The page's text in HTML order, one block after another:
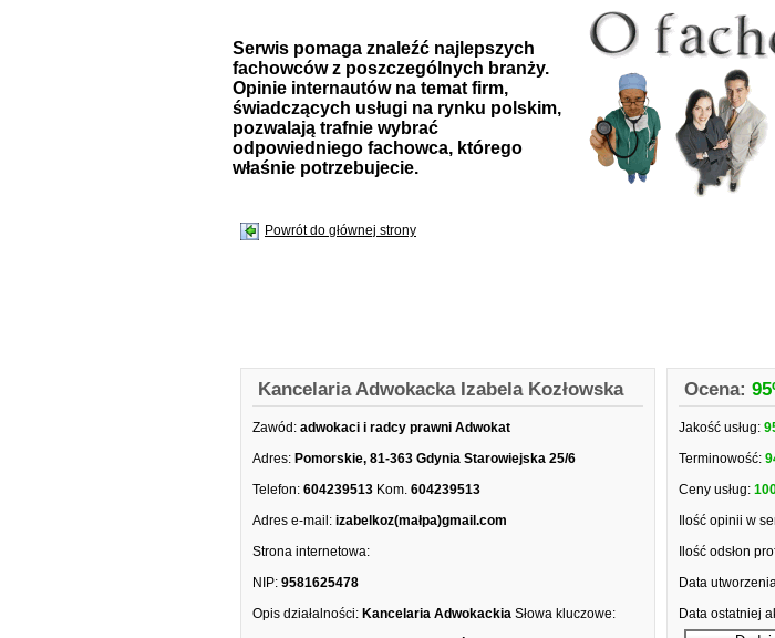
Serwis pomaga znaleźć najlepszych
fachowców z poszczególnych branży.
Opinie internautów na temat firm,
świadczących usługi na rynku polskim,
pozwalają trafnie wybrać
odpowiedniego fachowca, którego
właśnie potrzebujecie.
Powrót do głównej strony
Kancelaria Adwokacka Izabela Kozłowska
Zawód: adwokaci i radcy prawni Adwokat
Adres: Pomorskie, 81-363 Gdynia Starowiejska 25/6
Telefon: 604239513 Kom. 604239513
Adres e-mail: izabelkoz(małpa)gmail.com
Strona internetowa:
NIP: 9581625478
Opis działalności: Kancelaria Adwokackia Słowa kluczowe:
Ocena:
Jakość usług:
Terminowość:
Ceny usług:
Ilość opinii w
Ilość odsłon
Data
Data ostatniej